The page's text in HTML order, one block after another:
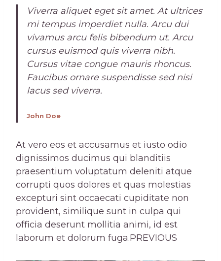
Viverra aliquet eget sit amet. At ultrices
mi tempus imperdiet nulla. Arcu dui
vivamus arcu felis bibendum ut. Arcu
cursus euismod quis viverra nibh.
Cursus vitae congue mauris rhoncus.
Faucibus ornare suspendisse sed nisi
lacus sed viverra.
John Doe
At vero eos et accusamus et iusto odio
dignissimos ducimus qui blanditiis
praesentium voluptatum deleniti atque
corrupti quos dolores et quas molestias
excepturi sint occaecati cupiditate non
provident, similique sunt in culpa qui
officia deserunt mollitia animi, id est
laborum et dolorum fuga.PREVIOUS